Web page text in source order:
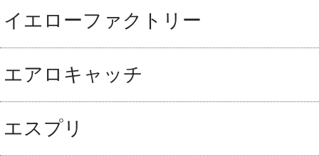
イエローファクトリー
エアロキャッチ
エスプリ